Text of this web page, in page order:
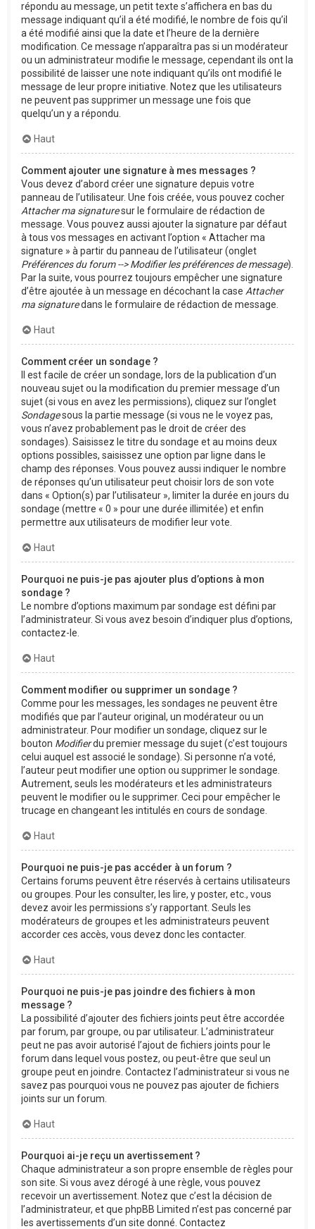
répondu au message, un petit texte s’affichera en bas du
message indiquant qu’il a été modifié, le nombre de fois qu’il
a été modifié ainsi que la date et l’heure de la dernière
modification. Ce message n’apparaîtra pas si un modérateur
ou un administrateur modifie le message, cependant ils ont la
possibilité de laisser une note indiquant qu’ils ont modifié le
message de leur propre initiative. Notez que les utilisateurs
ne peuvent pas supprimer un message une fois que
quelqu’un y a répondu.
Haut
Comment ajouter une signature à mes messages ?
Vous devez d’abord créer une signature depuis votre
panneau de l’utilisateur. Une fois créée, vous pouvez cocher
Attacher ma signaturesur le formulaire de rédaction de
message. Vous pouvez aussi ajouter la signature par défaut
à tous vos messages en activant l’option « Attacher ma
signature » à partir du panneau de l’utilisateur (onglet
Préférences du forum --> Modifier les préférences de message).
Par la suite, vous pourrez toujours empêcher une signature
d’être ajoutée à un message en décochant la case Attacher
ma signaturedans le formulaire de rédaction de message.
Haut
Comment créer un sondage ?
Il est facile de créer un sondage, lors de la publication d’un
nouveau sujet ou la modification du premier message d’un
sujet (si vous en avez les permissions), cliquez sur l’onglet
Sondagesous la partie message (si vous ne le voyez pas,
vous n’avez probablement pas le droit de créer des
sondages). Saisissez le titre du sondage et au moins deux
options possibles, saisissez une option par ligne dans le
champ des réponses. Vous pouvez aussi indiquer le nombre
de réponses qu’un utilisateur peut choisir lors de son vote
dans « Option(s) par l’utilisateur », limiter la durée en jours du
sondage (mettre « 0 » pour une durée illimitée) et enfin
permettre aux utilisateurs de modifier leur vote.
Haut
Pourquoi ne puis-je pas ajouter plus d’options à mon
sondage ?
Le nombre d’options maximum par sondage est défini par
l’administrateur. Si vous avez besoin d’indiquer plus d’options,
contactez-le.
Haut
Comment modifier ou supprimer un sondage ?
Comme pour les messages, les sondages ne peuvent être
modifiés que par l’auteur original, un modérateur ou un
administrateur. Pour modifier un sondage, cliquez sur le
bouton Modifierdu premier message du sujet (c’est toujours
celui auquel est associé le sondage). Si personne n’a voté,
l’auteur peut modifier une option ou supprimer le sondage.
Autrement, seuls les modérateurs et les administrateurs
peuvent le modifier ou le supprimer. Ceci pour empêcher le
trucage en changeant les intitulés en cours de sondage.
Haut
Pourquoi ne puis-je pas accéder à un forum ?
Certains forums peuvent être réservés à certains utilisateurs
ou groupes. Pour les consulter, les lire, y poster, etc., vous
devez avoir les permissions s’y rapportant. Seuls les
modérateurs de groupes et les administrateurs peuvent
accorder ces accès, vous devez donc les contacter.
Haut
Pourquoi ne puis-je pas joindre des fichiers à mon
message ?
La possibilité d’ajouter des fichiers joints peut être accordée
par forum, par groupe, ou par utilisateur. L’administrateur
peut ne pas avoir autorisé l’ajout de fichiers joints pour le
forum dans lequel vous postez, ou peut-être que seul un
groupe peut en joindre. Contactez l’administrateur si vous ne
savez pas pourquoi vous ne pouvez pas ajouter de fichiers
joints sur un forum.
Haut
Pourquoi ai-je reçu un avertissement ?
Chaque administrateur a son propre ensemble de règles pour
son site. Si vous avez dérogé à une règle, vous pouvez
recevoir un avertissement. Notez que c’est la décision de
l’administrateur, et que phpBB Limited n’est pas concerné par
les avertissements d’un site donné. Contactez